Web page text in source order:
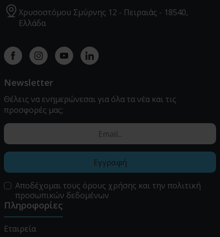
Χρυσοστόμου Σμύρνης 12 - Πειραιάς - 18540,
Ελλάδα
Facebookinstagramyoutube linkedin
Newsletter
Θέλεις να ενημερώνεσαι για όλα τα νέα και τις
προσφορές μας;
Εγγραφή
Αποδέχομαι τους όρους χρήσης και την πολιτική
προσωπικών δεδομένων
Πληροφορίες
Εταιρεία